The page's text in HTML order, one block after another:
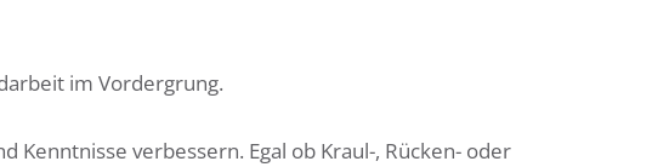
im Vordergrung.
verbessern. Egal ob Kraul-, Rücken- oder